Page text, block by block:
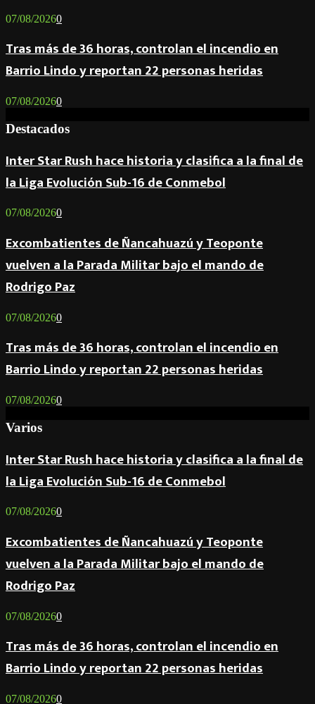
07/08/20260
Tras más de 36 horas, controlan el incendio en
Barrio Lindo y reportan 22 personas heridas
07/08/20260
Destacados
Inter Star Rush hace historia y clasifica a la final de
la Liga Evolución Sub-16 de Conmebol
07/08/20260
Excombatientes de Ñancahuazú y Teoponte
vuelven a la Parada Militar bajo el mando de
Rodrigo Paz
07/08/20260
Tras más de 36 horas, controlan el incendio en
Barrio Lindo y reportan 22 personas heridas
07/08/20260
Varios
Inter Star Rush hace historia y clasifica a la final de
la Liga Evolución Sub-16 de Conmebol
07/08/20260
Excombatientes de Ñancahuazú y Teoponte
vuelven a la Parada Militar bajo el mando de
Rodrigo Paz
07/08/20260
Tras más de 36 horas, controlan el incendio en
Barrio Lindo y reportan 22 personas heridas
07/08/20260